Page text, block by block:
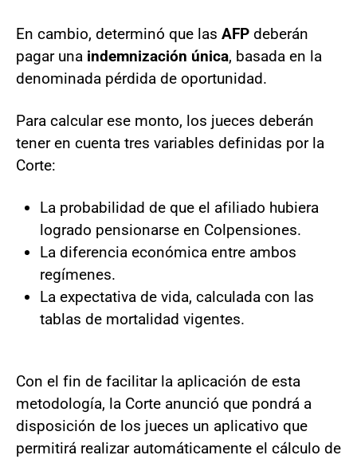
En cambio, determinó que las AFP deberán
pagar una indemnización única, basada en la
denominada pérdida de oportunidad.
Para calcular ese monto, los jueces deberán
tener en cuenta tres variables definidas por la
Corte:
La probabilidad de que el afiliado hubiera
logrado pensionarse en Colpensiones.
La diferencia económica entre ambos
regímenes.
La expectativa de vida, calculada con las
tablas de mortalidad vigentes.
Con el fin de facilitar la aplicación de esta
metodología, la Corte anunció que pondrá a
disposición de los jueces un aplicativo que
permitirá realizar automáticamente el cálculo de